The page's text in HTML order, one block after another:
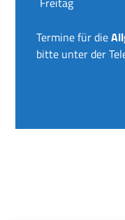
Termine für die
bitte unter der